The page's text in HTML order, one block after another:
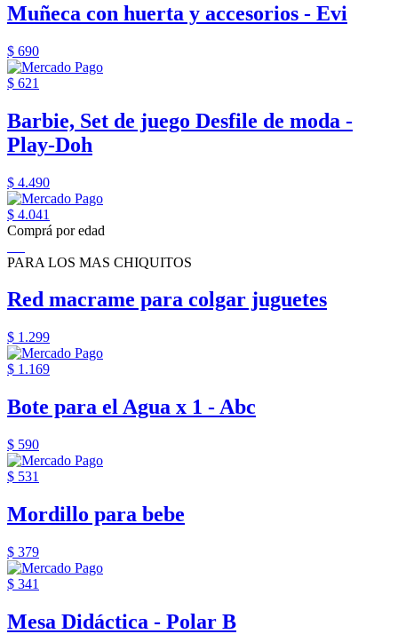
Muñeca con huerta y accesorios - Evi
$ 690
$ 621
Barbie, Set de juego Desfile de moda -
Play-Doh
$ 4.490
$ 4.041
Comprá por edad
PARA LOS MAS CHIQUITOS
Red macrame para colgar juguetes
$ 1.299
$ 1.169
Bote para el Agua x 1 - Abc
$ 590
$ 531
Mordillo para bebe
$ 379
$ 341
Mesa Didáctica - Polar B